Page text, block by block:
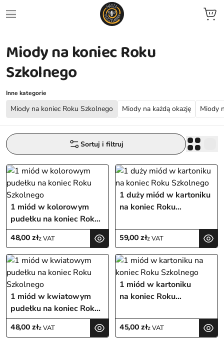
Miody na koniec Roku
Szkolnego
Inne kategorie
Miody na każdą okazję Miody
Miody na koniec Roku Szkolnego
Sortuj i filtruj
Sortuj
Domyślne
Popularności
Średnia ocena
1 miód w kolorowym
pudełku na koniec Roku
Szkolnego
48,00złz VAT
1 duży miód w kartoniku
na koniec Roku
59,00złz VAT
1 miód w kwiatowym
pudełku na koniec Roku
Szkolnego
48,00złz VAT
1 miód w kartoniku
na koniec Roku
45,00złz VAT